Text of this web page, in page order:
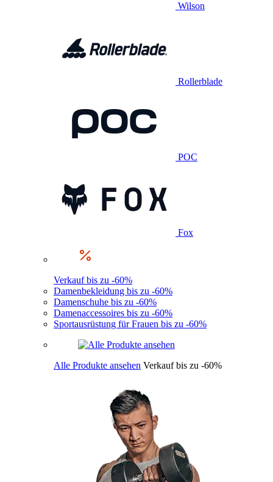
Wilson
Rollerblade
POC
Fox
Verkauf bis zu -60%
Damenbekleidung bis zu -60%
Damenschuhe bis zu -60%
Damenaccessoires bis zu -60%
Sportausrüstung für Frauen bis zu -60%
Alle Produkte ansehen Verkauf bis zu -60%